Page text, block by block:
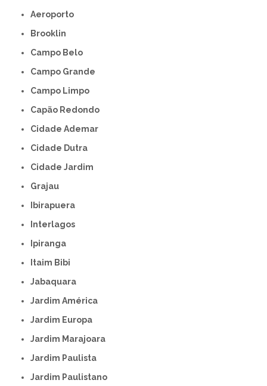
Aeroporto
Brooklin
Campo Belo
Campo Grande
Campo Limpo
Capão Redondo
Cidade Ademar
Cidade Dutra
Cidade Jardim
Grajau
Ibirapuera
Interlagos
Ipiranga
Itaim Bibi
Jabaquara
Jardim América
Jardim Europa
Jardim Marajoara
Jardim Paulista
Jardim Paulistano